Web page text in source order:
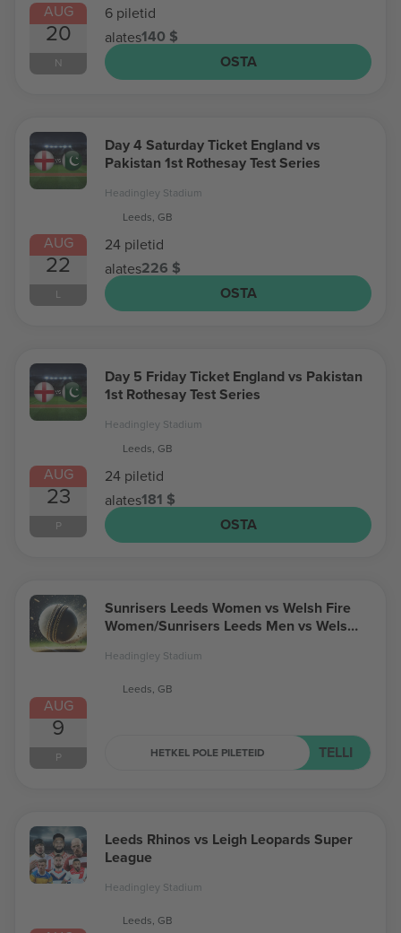
AUG
20
N
6 piletid
alates140 $
OSTA
AUG
22
L
Day 4 Saturday Ticket England vs
Pakistan 1st Rothesay Test Series
Headingley Stadium
Leeds, GB
24 piletid
alates226 $
OSTA
AUG
23
P
Day 5 Friday Ticket England vs Pakistan
1st Rothesay Test Series
Headingley Stadium
Leeds, GB
24 piletid
alates181 $
OSTA
AUG
9
P
Sunrisers Leeds Women vs Welsh Fire
Women/Sunrisers Leeds Men vs Welsh
Headingley Stadium
Leeds, GB
HETKEL POLE PILETEID TELLI
Leeds Rhinos vs Leigh Leopards Super
League
Headingley Stadium
Leeds, GB